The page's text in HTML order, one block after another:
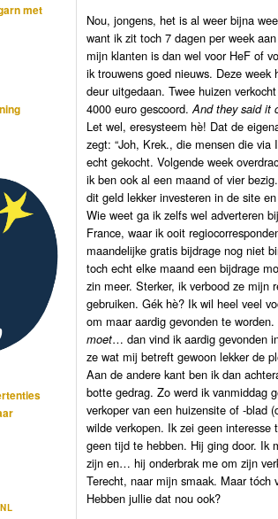
Nou, jongens, het is al weer bijna
want ik zit toch 7 dagen per week
mijn klanten is dan wel voor HeF of
ik trouwens goed nieuws. Deze
deur uitgedaan. Twee huizen
4000 euro gescoord.And they said it
Let wel, eresysteem hè! Dat de
zegt: “Joh, Krek., die mensen die
echt gekocht. Volgende week
ik ben ook al een maand of vier
dit geld lekker investeren in de site
Wie weet ga ik zelfs wel adverteren
France, waar ik ooit
maandelijke gratis bijdrage nog niet
toch echt elke maand een bijdrage
zin meer. Sterker, ik verbood ze mijn
gebruiken. Gék hè? Ik wil heel veel
om maar aardig gevonden te
moet… dan vind ik aardig gevonden
ze wat mij betreft gewoon lekker de
Aan de andere kant ben ik dan
botte gedrag. Zo werd ik vanmiddag
verkoper van een huizensite of -blad
wilde verkopen. Ik zei geen
geen tijd te hebben. Hij ging door. Ik
zijn en… hij onderbrak me om zijn
Terecht, naar mijn smaak. Maar tóch
Hebben jullie dat nou ook?
met